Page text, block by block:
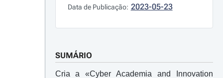
Data de Publicação: 2023-05-23
SUMÁRIO
Cria a «Cyber Academia and Innovation